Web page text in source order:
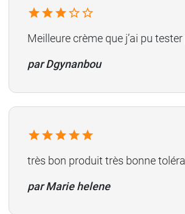
Meilleure crème que j’ai pu
par Dgynanbou
très bon produit très bonne
par Marie helene